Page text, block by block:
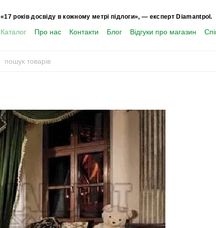
«17 років досвіду в кожному метрі підлоги», — експерт Diamantpol.
Каталог Про нас Контакти Блог Відгуки про магазин